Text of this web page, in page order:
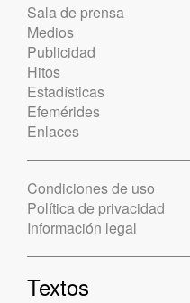
Sala de prensa
Medios
Publicidad
Hitos
Estadísticas
Efemérides
Enlaces
Condiciones de uso
Política de privacidad
Información legal
Textos